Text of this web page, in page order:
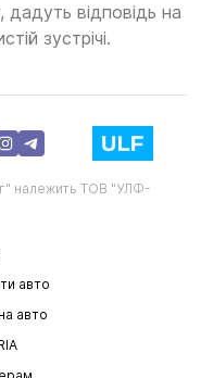
відповідь на
зустрічі.
належить ТОВ "УЛФ-
авто
авто